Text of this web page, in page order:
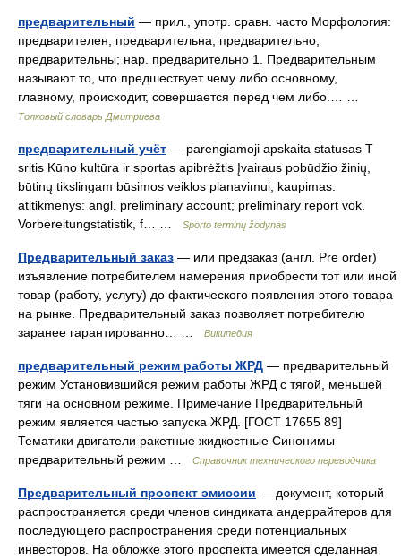
предварительный — прил., употр. сравн. часто Морфология:
предварителен, предварительна, предварительно,
предварительны; нар. предварительно 1. Предварительным
называют то, что предшествует чему либо основному,
главному, происходит, совершается перед чем либо.… …
Толковый словарь Дмитриева
предварительный учёт — parengiamoji apskaita statusas T
sritis Kūno kultūra ir sportas apibrėžtis Įvairaus pobūdžio žinių,
būtinų tikslingam būsimos veiklos planavimui, kaupimas.
atitikmenys: angl. preliminary account; preliminary report vok.
Vorbereitungstatistik, f… …
Sporto terminų žodynas
Предварительный заказ — или предзаказ (англ. Pre order)
изъявление потребителем намерения приобрести тот или иной
товар (работу, услугу) до фактического появления этого товара
на рынке. Предварительный заказ позволяет потребителю
заранее гарантированно… …
Википедия
предварительный режим работы ЖРД — предварительный
режим Установившийся режим работы ЖРД с тягой, меньшей
тяги на основном режиме. Примечание Предварительный
режим является частью запуска ЖРД. [ГОСТ 17655 89]
Тематики двигатели ракетные жидкостные Синонимы
предварительный режим …
Справочник технического переводчика
Предварительный проспект эмиссии — документ, который
распространяется среди членов синдиката андеррайтеров для
последующего распространения среди потенциальных
инвесторов. На обложке этого проспекта имеется сделанная